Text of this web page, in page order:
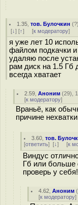
1.35 ,тов. Булочкин (?
[↓] [↑] [к модератору]
я уже лет 10
файлом подкачки
удаляю после
рам диск на 1.5 Гб
всегда хватает
2.59 ,Аноним (29),
[к модератору]
Враньё, как
причине
3.60 ,тов.
[ответить] [↓] [к
Виндус
Гб или больше
проверь у
4.62 ,Аноним (
[к модератору]